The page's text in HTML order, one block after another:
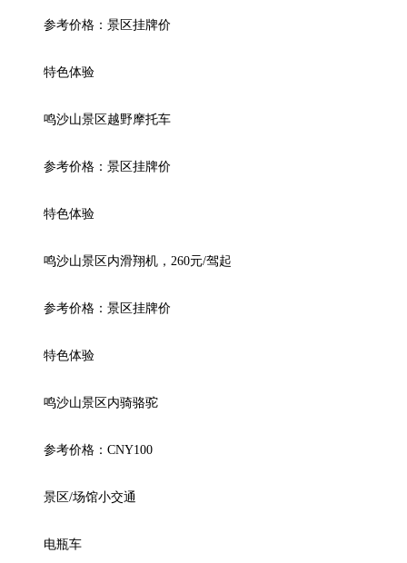
参考价格：景区挂牌价
特色体验
鸣沙山景区越野摩托车
参考价格：景区挂牌价
特色体验
鸣沙山景区内滑翔机，260元/驾起
参考价格：景区挂牌价
特色体验
鸣沙山景区内骑骆驼
参考价格：CNY100
景区/场馆小交通
电瓶车